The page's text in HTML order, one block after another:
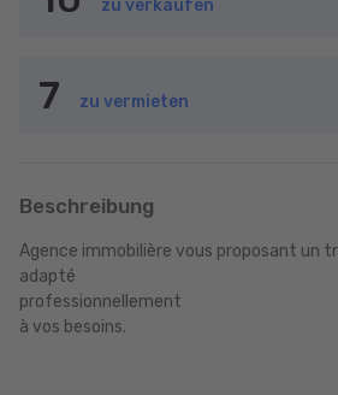
zu verkaufen
7 zu vermieten
Beschreibung
Agence immobilière vous proposant un
adapté
professionnellement
à vos besoins.